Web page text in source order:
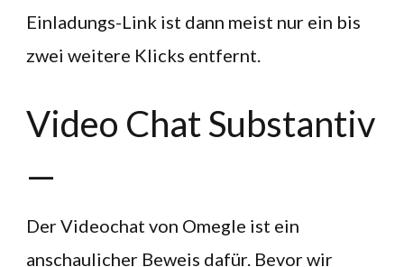
Einladungs-Link ist dann meist nur ein bis
zwei weitere Klicks entfernt.
Video Chat Substantiv
—
Der Videochat von Omegle ist ein
anschaulicher Beweis dafür. Bevor wir